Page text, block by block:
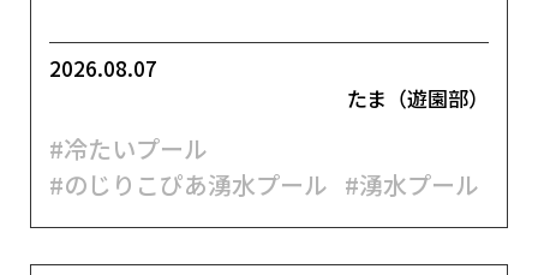
2026.08.07
たま（遊園部）
#冷たいプール
#のじりこぴあ湧水プール #湧水プール